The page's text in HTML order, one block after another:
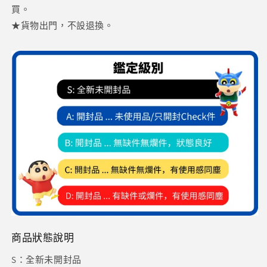
買。
★貨物出門，不設退換。
商品狀態說明
S：全新未開封品